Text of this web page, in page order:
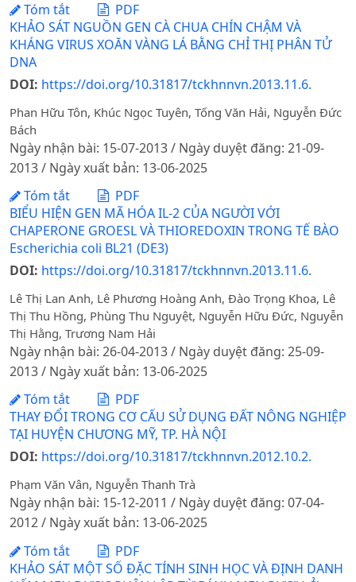
Tóm tắt
PDF
KHẢO SÁT NGUỒN GEN CÀ CHUA CHÍN CHẬM VÀ
KHÁNG VIRUS XOĂN VÀNG LÁ BẰNG CHỈ THỊ PHÂN TỬ
DNA
DOI: https://doi.org/10.31817/tckhnnvn.2013.11.6.
Phan Hữu Tôn, Khúc Ngọc Tuyên, Tống Văn Hải, Nguyễn Đức
Bách
Ngày nhận bài: 15-07-2013 / Ngày duyệt đăng: 21-09-
2013 / Ngày xuất bản: 13-06-2025
Tóm tắt
PDF
BIỂU HIỆN GEN MÃ HÓA IL-2 CỦA NGƯỜI VỚI
CHAPERONE GROESL VÀ THIOREDOXIN TRONG TẾ BÀO
Escherichia coli BL21 (DE3)
DOI: https://doi.org/10.31817/tckhnnvn.2013.11.6.
Lê Thị Lan Anh, Lê Phương Hoàng Anh, Đào Trọng Khoa, Lê
Thị Thu Hồng, Phùng Thu Nguyệt, Nguyễn Hữu Đức, Nguyễn
Thị Hằng, Trương Nam Hải
Ngày nhận bài: 26-04-2013 / Ngày duyệt đăng: 25-09-
2013 / Ngày xuất bản: 13-06-2025
Tóm tắt
PDF
THAY ĐỔI TRONG CƠ CẤU SỬ DỤNG ĐẤT NÔNG NGHIỆP
TẠI HUYỆN CHƯƠNG MỸ, TP. HÀ NỘI
DOI: https://doi.org/10.31817/tckhnnvn.2012.10.2.
Phạm Văn Vân, Nguyễn Thanh Trà
Ngày nhận bài: 15-12-2011 / Ngày duyệt đăng: 07-04-
2012 / Ngày xuất bản: 13-06-2025
Tóm tắt
PDF
KHẢO SÁT MỘT SỐ ĐẶC TÍNH SINH HỌC VÀ ĐỊNH DANH